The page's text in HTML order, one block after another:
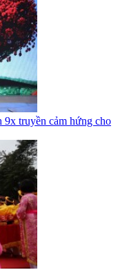
truyền cảm hứng cho